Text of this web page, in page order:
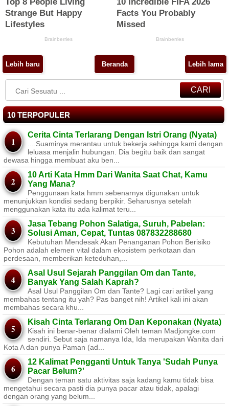
Lebih baru Lebih lama
Beranda
CARI
10 TERPOPULER
Cerita Cinta Terlarang Dengan Istri Orang (Nyata)
....Suaminya merantau untuk bekerja sehingga kami dengan
leluasa menjalin hubungan. Dia begitu baik dan sangat
dewasa hingga membuat aku ben...
10 Arti Kata Hmm Dari Wanita Saat Chat, Kamu
Yang Mana?
Penggunaan kata hmm sebenarnya digunakan untuk
menunjukkan kondisi sedang berpikir. Seharusnya setelah
menggunakan kata itu ada kalimat teru...
Jasa Tebang Pohon Salatiga, Suruh, Pabelan:
Solusi Aman, Cepat, Tuntas 087832288680
Kebutuhan Mendesak Akan Penanganan Pohon Berisiko ​
Pohon adalah elemen vital dalam ekosistem perkotaan dan
perdesaan, memberikan keteduhan,...
Asal Usul Sejarah Panggilan Om dan Tante,
Banyak Yang Salah Kaprah?
Asal Usul Panggilan Om dan Tante? Lagi cari artikel yang
membahas tentang itu yah? Pas banget nih! Artikel kali ini akan
membahas secara khu...
Kisah Cinta Terlarang Om Dan Keponakan (Nyata)
Kisah ini benar-benar dialami Oleh teman Madjongke.com
sendiri. Sebut saja namanya Ida, Ida merupakan Wanita dari
Kota A dan punya Paman (ad...
12 Kalimat Pengganti Untuk Tanya 'Sudah Punya
Pacar Belum?'
Dengan teman satu aktivitas saja kadang kamu tidak bisa
mengetahui secara pasti dia punya pacar atau tidak, apalagi
dengan orang yang belum...